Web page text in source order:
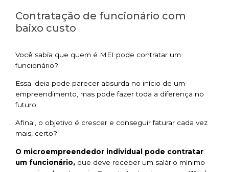
Contratação de funcionário com
baixo custo
Você sabia que quem é MEI pode contratar um
funcionário?
Essa ideia pode parecer absurda no início de um
empreendimento, mas pode fazer toda a diferença no
futuro.
Afinal, o objetivo é crescer e conseguir faturar cada vez
mais, certo?
O microempreendedor individual pode contratar
um funcionário, que deve receber um salário mínimo